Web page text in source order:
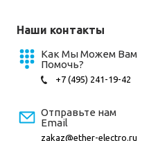
Наши контакты
Как Мы Можем Вам
Помочь?
+7 (495) 241-19-42
Отправьте нам
Email
zakaz@ether-electro.ru